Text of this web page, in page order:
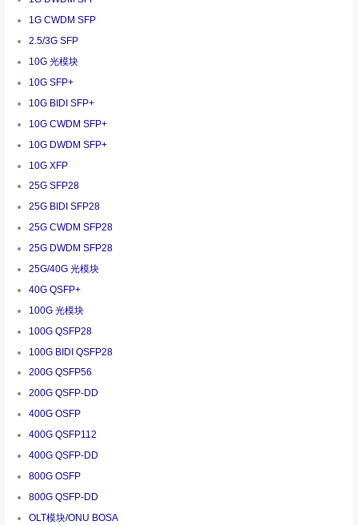
1G CWDM SFP
2.5/3G SFP
10G 光模块
10G SFP+
10G BIDI SFP+
10G CWDM SFP+
10G DWDM SFP+
10G XFP
25G SFP28
25G BIDI SFP28
25G CWDM SFP28
25G DWDM SFP28
25G/40G 光模块
40G QSFP+
100G 光模块
100G QSFP28
100G BIDI QSFP28
200G QSFP56
200G QSFP-DD
400G OSFP
400G QSFP112
400G QSFP-DD
800G OSFP
800G QSFP-DD
OLT模块/ONU BOSA